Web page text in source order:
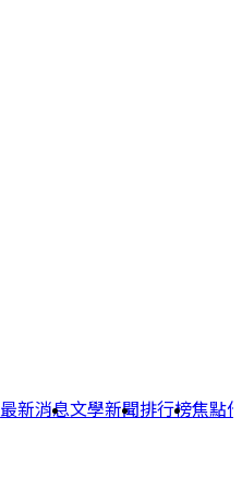
最新消息文學新聞排行榜焦點